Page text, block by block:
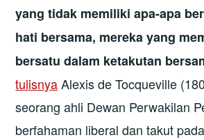
yang tidak memiliki apa-apa
hati bersama, mereka yang
bersatu dalam ketakutan
tulisnyaAlexis de Tocqueville
seorang ahli Dewan Perwakilan
berfahaman liberal dan takut